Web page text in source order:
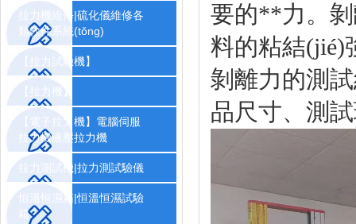
拉力機維修|硫化儀維修各
類軟件系統(tǒng)
【拉力試驗機】
【拉力機】
【電子拉力機】電腦伺服
拉力機液壓拉力機
拉力測試機|拉力測試驗儀
恒溫恒濕箱|恒溫恒濕試驗
箱
要的**力。
料的粘結(jié)
剝離力的測試
品尺寸、